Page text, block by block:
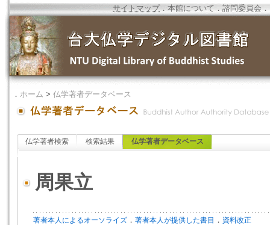
サイトマップ．本館について ．諮問委員会 ．
． ホーム > 仏学著者データベース
仏学著者検索 検索結果 仏学著者データベース
周果立
著者本人によるオーソライズ ． 著者本人が提供した書目 ． 資料改正